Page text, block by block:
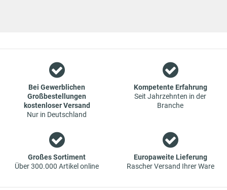
Einzelhandels für Fahrzeug-Ersatzteile. Die Konzentration
liegt bei Verschleißteilen - wir bieten Original-Ersatzteile und
Marken-Ersatzteile von Erstausrüstern zu absoluten Top-
Konditionen an. Dies bedeutet aber auch, dass wenn Sie mal
das gewünschte Ersatzteil in unseren online-Angeboten
nicht finden, Sie uns gerne kontaktieren können. Sie können
garantiert günstigen Preisen.
Bei Gewerblichen
Großbestellungen
kostenloser Versand
Nur in Deutschland
Kompetente Erfahrung
Seit Jahrzehnten in der
Branche
Großes Sortiment
Über 300.000 Artikel online
Europaweite Lieferung
Rascher Versand Ihrer Ware